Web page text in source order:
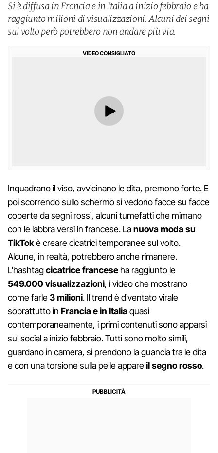
Si è diffusa in Francia e in Italia a inizio febbraio e ha
raggiunto milioni di visualizzazioni. Alcuni dei segni
sul volto però potrebbero non andare più via.
VIDEO CONSIGLIATO
Inquadrano il viso, avvicinano le dita, premono forte. E
poi scorrendo sullo schermo si vedono facce su facce
coperte da segni rossi, alcuni tumefatti che mimano
con le labbra versi in francese. Lanuova moda su
TikTokè creare cicatrici temporanee sul volto.
Alcune, in realtà, potrebbero anche rimanere.
L'hashtagcicatrice francese ha raggiunto le
549.000 visualizzazioni, i video che mostrano
come farle3 milioni. Il trend è diventato virale
soprattutto in Francia e in Italiaquasi
contemporaneamente, i primi contenuti sono apparsi
sul social a inizio febbraio. Tutti sono molto simili,
guardano in camera, si prendono la guancia tra le dita
e con una torsione sulla pelle appareil segno rosso.